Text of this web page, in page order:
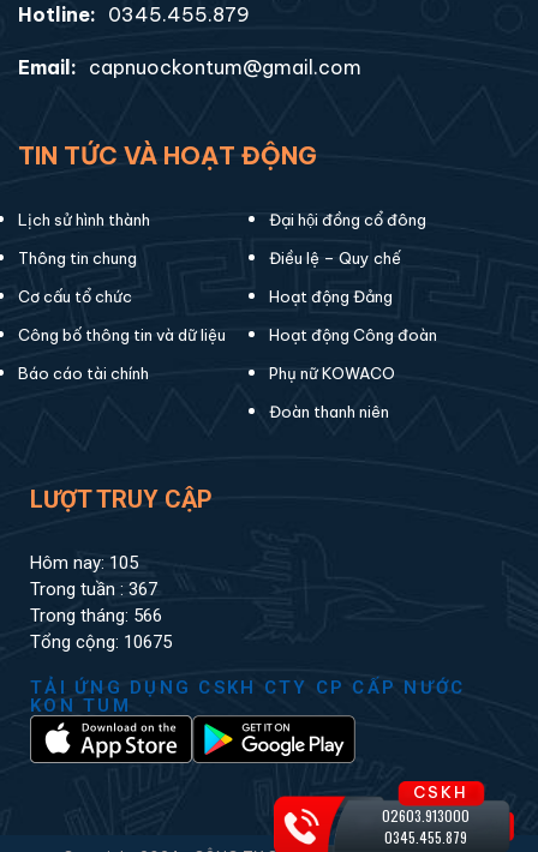
Hotline: 0345.455.879
Email: capnuockontum@gmail.com
TIN TỨC VÀ HOẠT ĐỘNG
Lịch sử hình thành
Thông tin chung
Cơ cấu tổ chức
Công bố thông tin và dữ liệu
Báo cáo tài chính
Đại hội đồng cổ đông
Điều lệ – Quy chế
Hoạt động Đảng
Hoạt động Công đoàn
Phụ nữ KOWACO
Đoàn thanh niên
LƯỢT TRUY CẬP
Hôm nay: 105
Trong tuần : 367
Trong tháng: 566
Tổng cộng: 10675
TẢI ỨNG DỤNG CSKH CTY CP CẤP NƯỚC
KON TUM
CSKH
02603.913000
0345.455.879